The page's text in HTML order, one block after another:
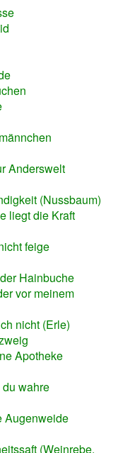
Anderswelt
(Nussbaum)
liegt die Kraft
feige
Hainbuche
vor meinem
nicht (Erle)
Apotheke
wahre
Augenweide
(Weinrebe,